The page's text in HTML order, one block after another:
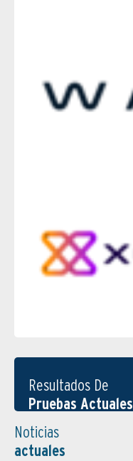
Resultados De
Pruebas Actuales
Noticias
actuales